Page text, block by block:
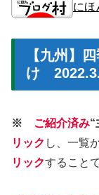
にほ
【九州】
け
※ ご紹介済み“
リック し、一覧
リックすること